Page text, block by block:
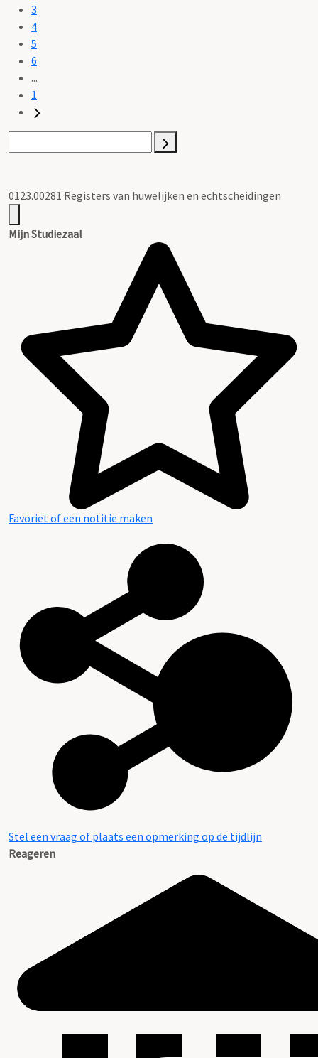
3
4
5
6
...
1
0123.00281 Registers van huwelijken en echtscheidingen
Mijn Studiezaal
Favoriet of een notitie maken
Stel een vraag of plaats een opmerking op de tijdlijn
Reageren